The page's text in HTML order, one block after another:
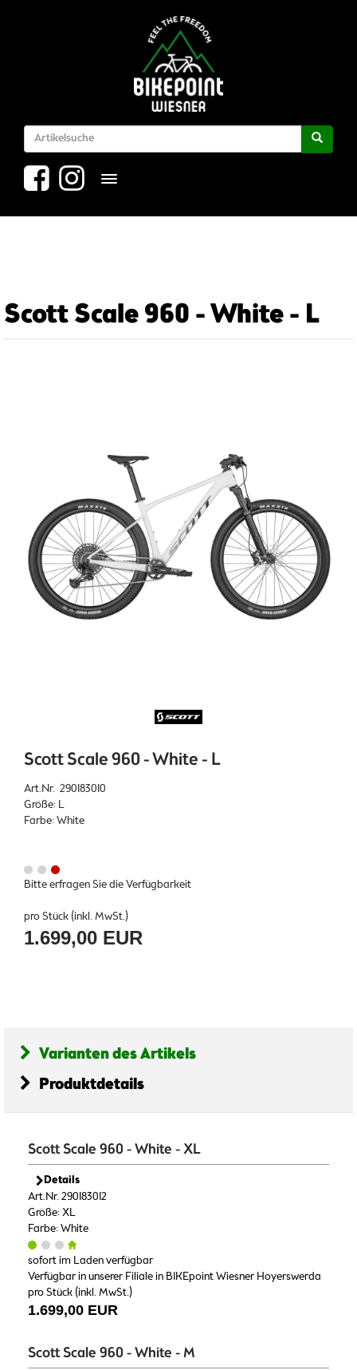
Toggle navigation
Scott Scale 960 - White - L
Scott Scale 960 - White - L
Art.Nr. 290183010
Größe: L
Farbe: White
Bitte erfragen Sie die Verfügbarkeit
pro Stück (inkl. MwSt.)
1.699,00 EUR
Varianten des Artikels
Produktdetails
Scott Scale 960 - White - XL
Details
Art.Nr. 290183012
Größe: XL
Farbe: White
sofort im Laden verfügbar
Verfügbar in unserer Filiale in BIKEpoint Wiesner Hoyerswerda
pro Stück (inkl. MwSt.)
1.699,00 EUR
Scott Scale 960 - White - M